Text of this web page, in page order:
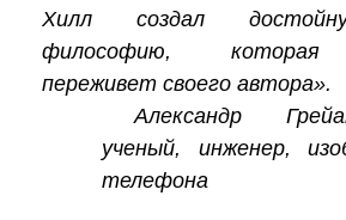
Хилл создал
философию, которая
переживет своего автора».
Александр
ученый, инженер,
телефона